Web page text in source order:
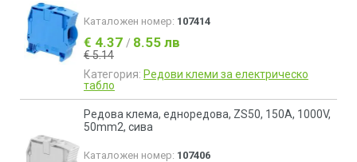
Каталожен номер: 107414
€ 4.37 / 8.55 лв
€ 5.14
Категория: Редови клеми за електрическо
табло
Редова клема, едноредова, ZS50, 150A, 1000V,
50mm2, сива
Каталожен номер: 107406